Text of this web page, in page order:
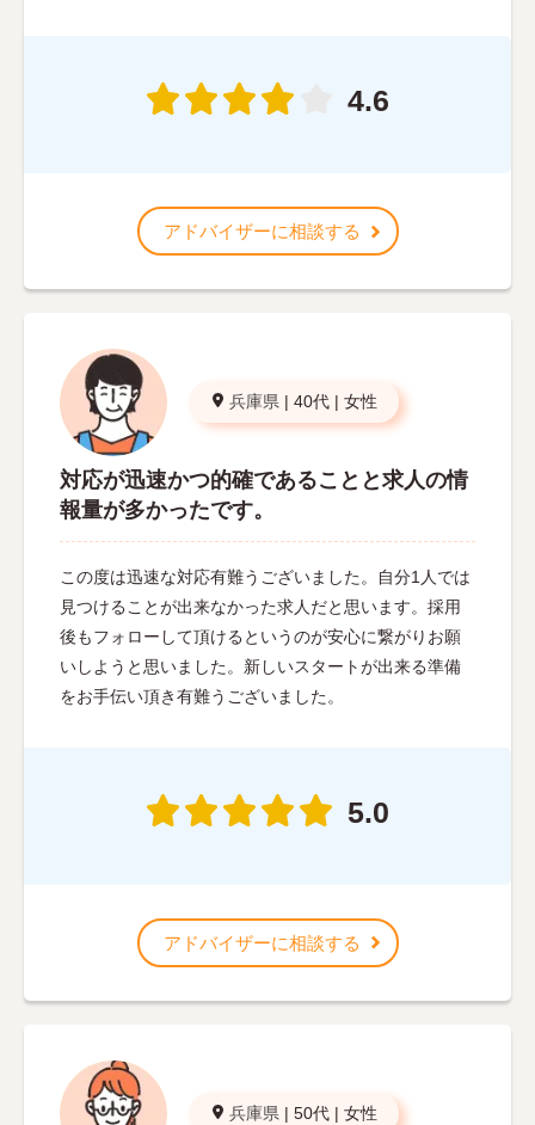
4.6
アドバイザーに相談する
兵庫県 | 40代 | 女性
対応が迅速かつ的確であることと求人の情
報量が多かったです。
この度は迅速な対応有難うございました。自分1人では
見つけることが出来なかった求人だと思います。採用
後もフォローして頂けるというのが安心に繋がりお願
いしようと思いました。新しいスタートが出来る準備
をお手伝い頂き有難うございました。
5.0
アドバイザーに相談する
兵庫県 | 50代 | 女性